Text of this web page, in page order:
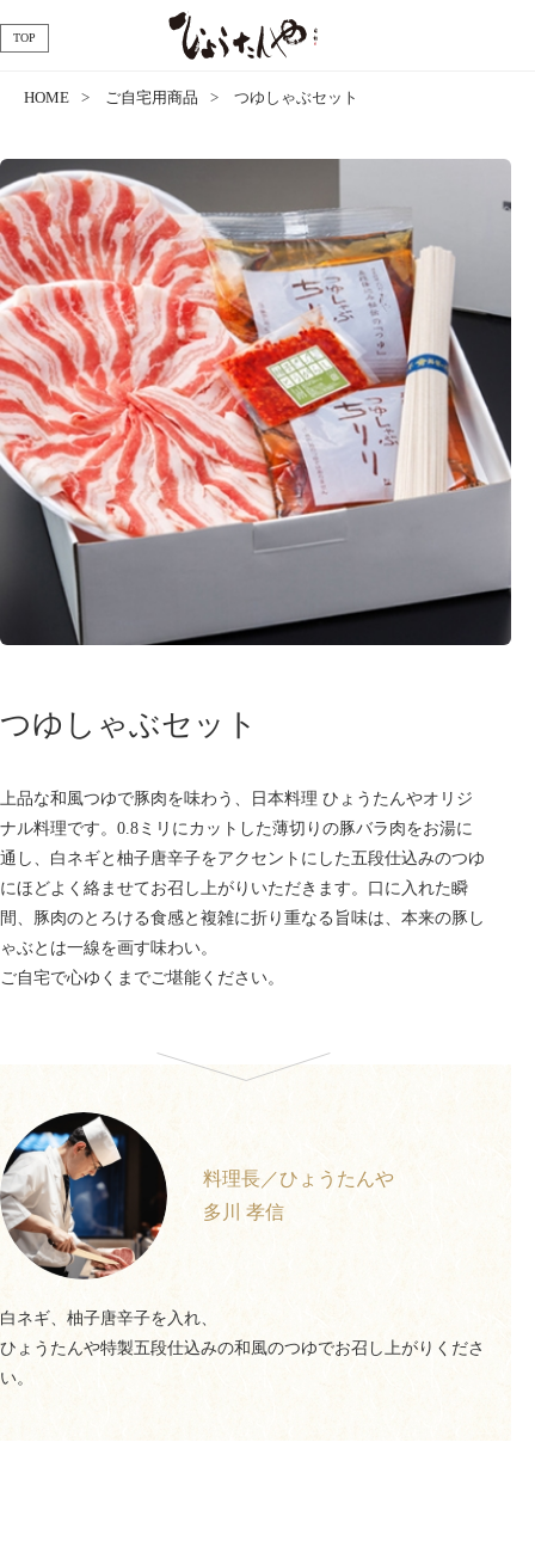
TOP
HOME ご自宅用商品 つゆしゃぶセット
つゆしゃぶセット
上品な和風つゆで豚肉を味わう、日本料理 ひょうたんやオリジ
ナル料理です。0.8ミリにカットした薄切りの豚バラ肉をお湯に
通し、白ネギと柚子唐辛子をアクセントにした五段仕込みのつゆ
にほどよく絡ませてお召し上がりいただきます。口に入れた瞬
間、豚肉のとろける食感と複雑に折り重なる旨味は、本来の豚し
ゃぶとは一線を画す味わい。
ご自宅で心ゆくまでご堪能ください。
料理長／ひょうたんや
多川 孝信
白ネギ、柚子唐辛子を入れ、
ひょうたんや特製五段仕込みの和風のつゆでお召し上がりくださ
い。